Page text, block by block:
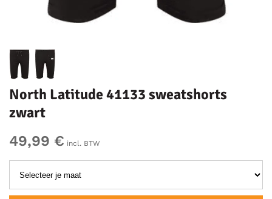
North Latitude 41133 sweatshorts
zwart
49,99 € incl. BTW